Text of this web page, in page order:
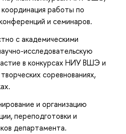
работы по
и семинаров.
с академическими
исследовательскую
в конкурсах НИУ ВШЭ и
соревнованиях,
и организацию
переподготовки и
департамента.